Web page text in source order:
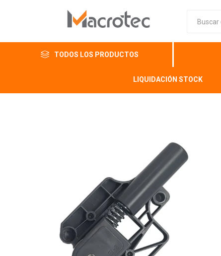
TODOS LOS PRODUCTOS
LIQUIDACIÓN STOCK